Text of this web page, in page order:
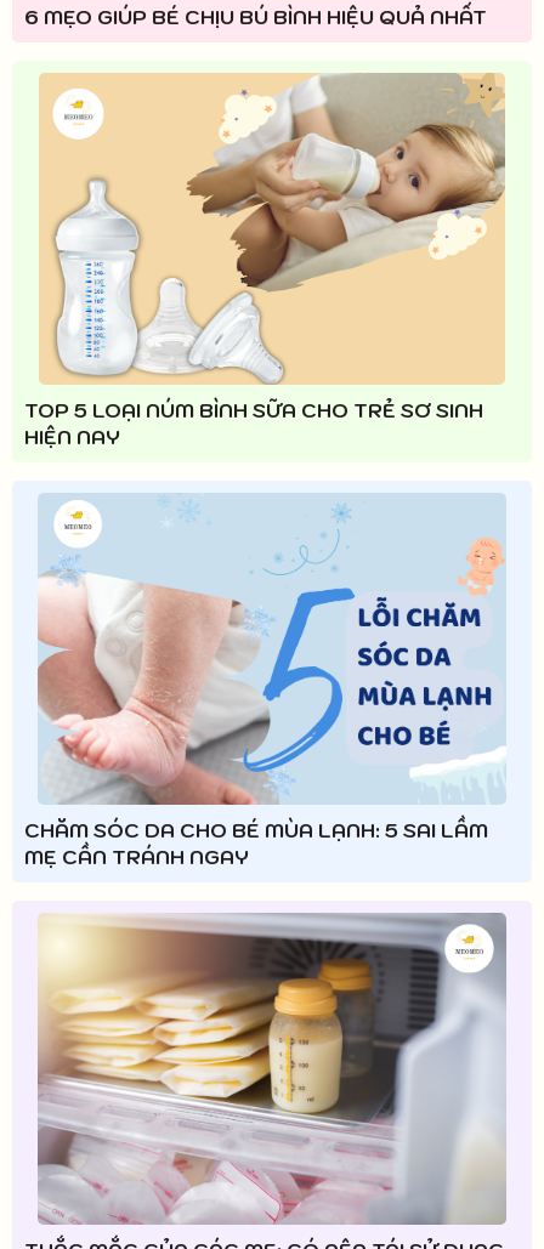
6 MẸO GIÚP BÉ CHỊU BÚ BÌNH HIỆU QUẢ NHẤT
TOP 5 LOẠI NÚM BÌNH SỮA CHO TRẺ SƠ SINH
HIỆN NAY
CHĂM SÓC DA CHO BÉ MÙA LẠNH: 5 SAI LẦM
MẸ CẦN TRÁNH NGAY